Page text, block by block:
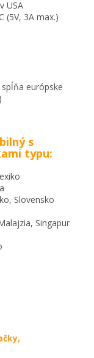
USA
(5V, 3A max.)
spĺňa európske
s
typu:
Slovensko
Singapur